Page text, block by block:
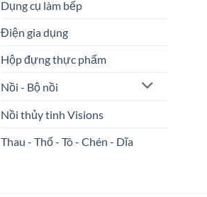
Dụng cụ làm bếp
Điện gia dụng
Hộp đựng thực phẩm
Nồi - Bộ nồi
Nồi thủy tinh Visions
Thau - Thố - Tô - Chén - Dĩa